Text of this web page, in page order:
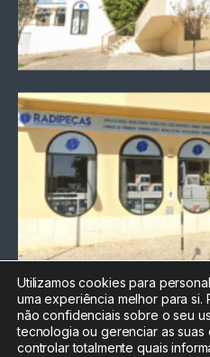
Chamada
Utilizamos cookies para
uma experiência melhor para
não confidenciais sobre o seu
tecnologia ou gerenciar as suas
controlar totalmente quais